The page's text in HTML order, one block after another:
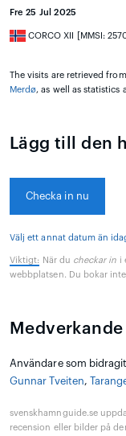
Fre 25 Jul 2025
CORCO XII [MMSI:
The visits are retrieved
Merdø, as well as statistics
Lägg till den
Checka in nu
Välj ett annat datum än
Viktigt: När du checkar in i
webbplatsen. Du bokar
Medverkande
Användare som
Gunnar Tveiten,
svenskhamnguide.se
recension eller bilder på